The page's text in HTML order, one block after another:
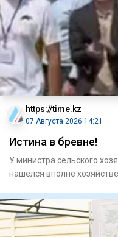
https://time.kz
07 Августа 2026 14:21
Истина в бревне!
У министра сельского
нашелся вполне